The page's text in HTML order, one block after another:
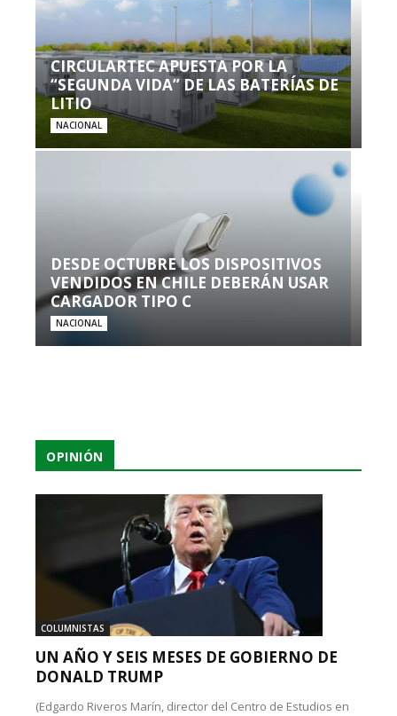
CIRCULARTEC APUESTA POR LA
“SEGUNDA VIDA” DE LAS BATERÍAS DE
LITIO
NACIONAL
DESDE OCTUBRE LOS DISPOSITIVOS
VENDIDOS EN CHILE DEBERÁN USAR
CARGADOR TIPO C
NACIONAL
OPINIÓN
COLUMNISTAS
UN AÑO Y SEIS MESES DE GOBIERNO DE
DONALD TRUMP
(Edgardo Riveros Marín, director del Centro de Estudios en